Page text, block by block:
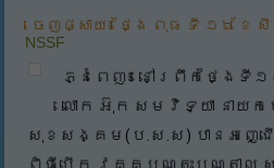
ចេញផ្សាយ៖ ថ្ងៃ ពុធ ទី ១៦ ខែ
NSSF
ភ្នំពេញ៖ នៅព្រឹកថ្ងៃទី១
លោក អ៊ុក សមវិទ្យា នាយក
សុខសង្គម(ប.ស.ស) បានអញ្ជ